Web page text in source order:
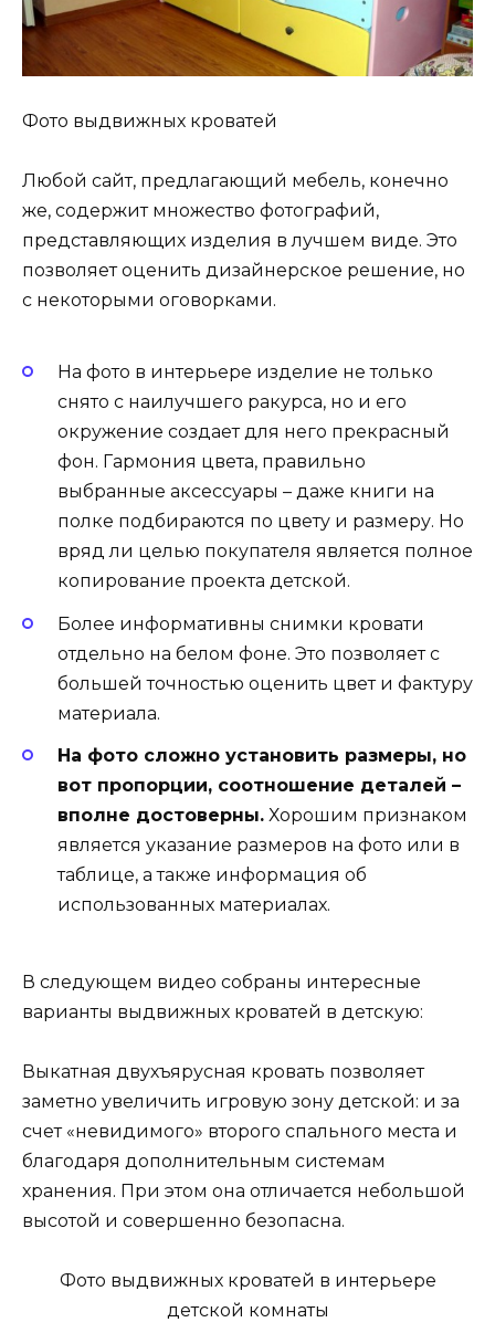
Фото выдвижных кроватей
Любой сайт, предлагающий мебель, конечно
же, содержит множество фотографий,
представляющих изделия в лучшем виде. Это
позволяет оценить дизайнерское решение, но
с некоторыми оговорками.
На фото в интерьере изделие не только
снято с наилучшего ракурса, но и его
окружение создает для него прекрасный
фон. Гармония цвета, правильно
выбранные аксессуары – даже книги на
полке подбираются по цвету и размеру. Но
вряд ли целью покупателя является полное
копирование проекта детской.
Более информативны снимки кровати
отдельно на белом фоне. Это позволяет с
большей точностью оценить цвет и фактуру
материала.
На фото сложно установить размеры, но
вот пропорции, соотношение деталей –
вполне достоверны. Хорошим признаком
является указание размеров на фото или в
таблице, а также информация об
использованных материалах.
В следующем видео собраны интересные
варианты выдвижных кроватей в детскую:
Выкатная двухъярусная кровать позволяет
заметно увеличить игровую зону детской: и за
счет «невидимого» второго спального места и
благодаря дополнительным системам
хранения. При этом она отличается небольшой
высотой и совершенно безопасна.
Фото выдвижных кроватей в интерьере
детской комнаты